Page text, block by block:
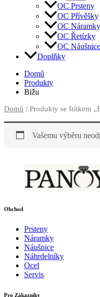
OC Prsteny
OC Přívěšky
OC Náramky
OC Řetízky
OC Náušnice
Doplňky
Domů
Produkty
Bižu
Domů / Produkty se štítkem
Vašemu výběru
Obchod
Prsteny
Náramky
Náušnice
Náhrdelníky
Ocel
Servis
Pro Zákazníky